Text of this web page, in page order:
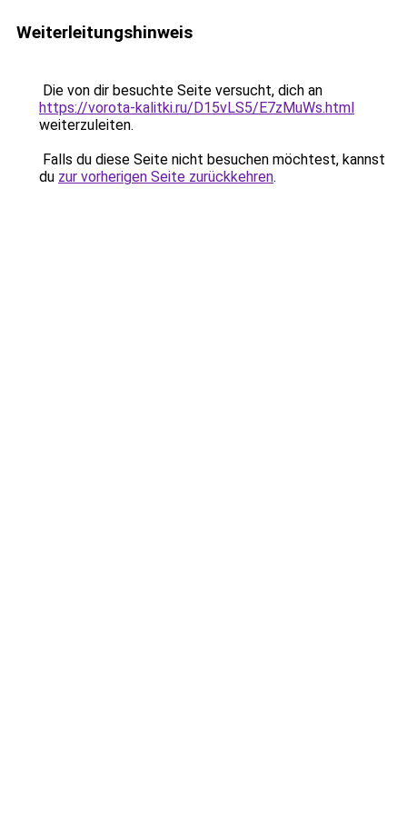
Weiterleitungshinweis
Die von dir besuchte Seite versucht, dich an
https://vorota-kalitki.ru/D15vLS5/E7zMuWs.html
weiterzuleiten.
Falls du diese Seite nicht besuchen möchtest, kannst
du zur vorherigen Seite zurückkehren.